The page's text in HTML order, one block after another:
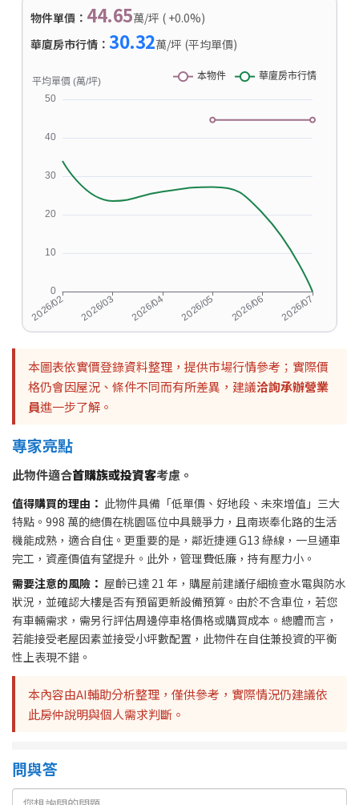
物件單價： 44.65萬/坪 ( +0.0%)
華廈房市行情： 30.32萬/坪 (平均單價)
本圖表依實價登錄資料整理，提供市場行情參考；實際價
格仍會因屋況、條件不同而有所差異，建議洽詢承辦營業
員進一步了解。
專家亮點
此物件適合首購族或投資客考慮。
值得購買的理由： 此物件具備「低單價、好地段、未來增值」三大
特點。998 萬的總價在桃園區位中具競爭力，且南崁奉化路的生活
機能成熟，適合自住。更重要的是，鄰近捷運 G13 綠線，一旦通車
完工，資產價值有望提升。此外，管理費低廉，持有壓力小。
需要注意的風險： 屋齡已達 21 年，購屋前建議仔細檢查水電與防水
狀況，並確認大樓是否有預留更新設備預算。由於不含車位，若您
有車輛需求，需另行評估周邊停車格價格或購買成本。總體而言，
若能接受老屋因素並接受小坪數配置，此物件在自住兼投資的平衡
性上表現不錯。
本內容由AI輔助分析整理，僅供參考，實際情況仍建議依
此房仲說明與個人需求判斷。
問與答